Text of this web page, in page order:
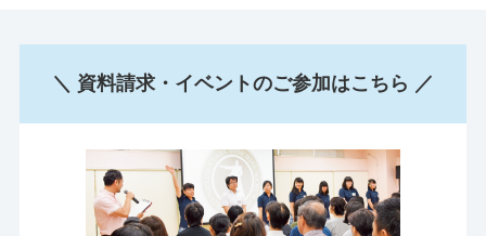
＼ 資料請求・イベントのご参加はこちら ／